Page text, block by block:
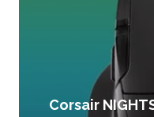
Corsair